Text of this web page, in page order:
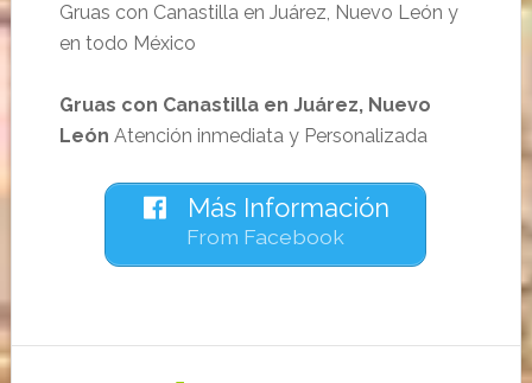
Gruas con Canastilla en Juárez, Nuevo León y
en todo México
Gruas con Canastilla en Juárez, Nuevo
León Atención inmediata y Personalizada
Más Información
From Facebook
Barra